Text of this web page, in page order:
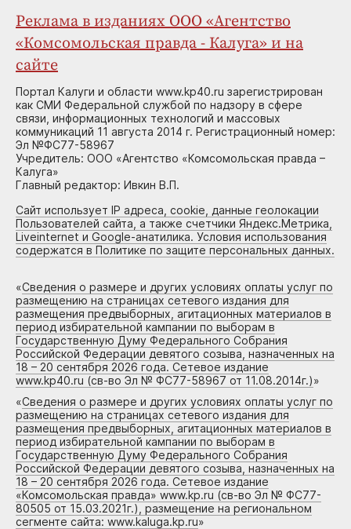
Реклама в изданиях ООО «Агентство
«Комсомольская правда - Калуга» и на
сайте
Портал Калуги и области www.kp40.ru зарегистрирован
как СМИ Федеральной службой по надзору в сфере
связи, информационных технологий и массовых
коммуникаций 11 августа 2014 г. Регистрационный номер:
Эл №ФС77-58967
Учредитель: ООО «Агентство «Комсомольская правда –
Калуга»
Главный редактор: Ивкин В.П.
Сайт использует IP адреса, cookie, данные геолокации
Пользователей сайта, а также счетчики Яндекс.Метрика,
Liveinternet и Google-анатилика. Условия использования
содержатся в Политике по защите персональных данных.
«Сведения о размере и других условиях оплаты услуг по
размещению на страницах сетевого издания для
размещения предвыборных, агитационных материалов в
период избирательной кампании по выборам в
Государственную Думу Федерального Собрания
Российской Федерации девятого созыва, назначенных на
18 – 20 сентября 2026 года. Сетевое издание
www.kp40.ru (св-во Эл № ФС77-58967 от 11.08.2014г.)»
«Сведения о размере и других условиях оплаты услуг по
размещению на страницах сетевого издания для
размещения предвыборных, агитационных материалов в
период избирательной кампании по выборам в
Государственную Думу Федерального Собрания
Российской Федерации девятого созыва, назначенных на
18 – 20 сентября 2026 года. Сетевое издание
«Комсомольская правда» www.kp.ru (св-во Эл № ФС77-
80505 от 15.03.2021г.), размещение на региональном
сегменте сайта: www.kaluga.kp.ru»